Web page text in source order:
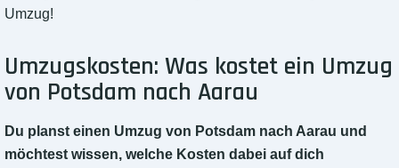
Umzug!
Umzugskosten: Was kostet ein Umzug
von Potsdam nach Aarau
Du planst einen Umzug von Potsdam nach Aarau und
möchtest wissen, welche Kosten dabei auf dich